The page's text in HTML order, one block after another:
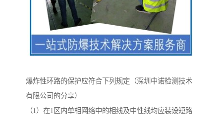
爆炸性环路的保护应符合下列规定（深圳中诺检测技术
有限公司的分享）
（1）在1区内单相网络中的相线及中性线均应装设短路